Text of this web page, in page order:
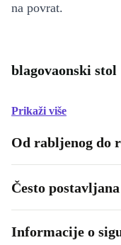
na povrat.
blagovaonski stol
Prikaži više
Od rabljenog do
Često
Informacije o